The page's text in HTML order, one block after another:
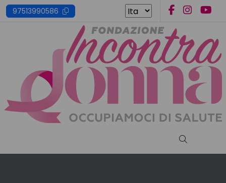
Skip
to
97513990586
Cerca nel